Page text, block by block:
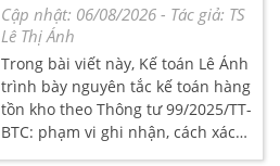
Cập nhật: 06/08/2026 - Tác giả: TS
Lê Thị Ánh
Trong bài viết này, Kế toán Lê Ánh
trình bày nguyên tắc kế toán hàng
tồn kho theo Thông tư 99/2025/TT-
BTC: phạm vi ghi nhận, cách xác
định giá trị, phương pháp tính giá